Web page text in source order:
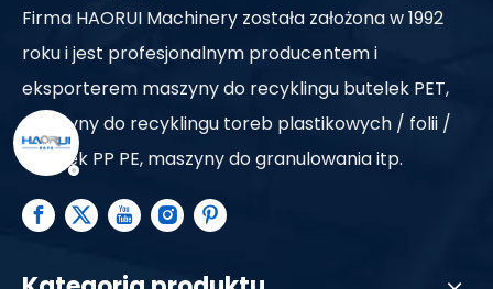
Firma HAORUI Machinery została założona w 1992
roku i jest profesjonalnym producentem i
eksporterem maszyny do recyklingu butelek PET,
maszyny do recyklingu toreb plastikowych / folii /
butelek PP PE, maszyny do granulowania itp.